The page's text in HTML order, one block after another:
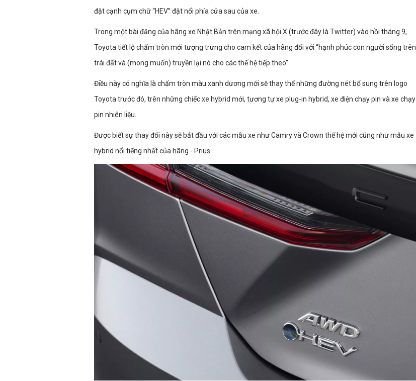
đặt cạnh cụm chữ “HEV” đặt nổi phía cửa sau của xe.
Trong một bài đăng của hãng xe Nhật Bản trên mạng xã hội X (trước đây là Twitter) vào hồi tháng 9,
Toyota tiết lộ chấm tròn mới tượng trưng cho cam kết của hãng đối với “hạnh phúc con người sống trên
trái đất và (mong muốn) truyền lại nó cho các thế hệ tiếp theo”.
Điều này có nghĩa là chấm tròn màu xanh dương mới sẽ thay thế những đường nét bổ sung trên logo
Toyota trước đó, trên những chiếc xe hybrid mới, tương tự xe plug-in hybrid, xe điện chạy pin và xe chạy
pin nhiên liệu.
Được biết sự thay đổi này sẽ bắt đầu với các mẫu xe như Camry và Crown thế hệ mới cũng như mẫu xe
hybrid nổi tiếng nhất của hãng - Prius.